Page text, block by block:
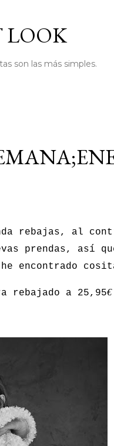
LOOK
son las más simples.
rebajas, al
prendas, así
encontrado
rebajado a 25,95€